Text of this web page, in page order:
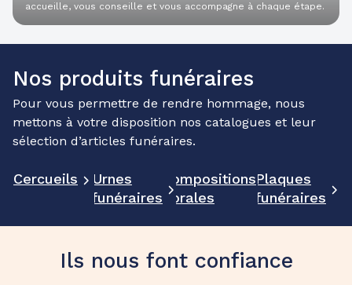
accueille, vous conseille et vous accompagne à chaque étape.
Nos produits funéraires
Pour vous permettre de rendre hommage, nous
mettons à votre disposition nos catalogues et leur
sélection d’articles funéraires.
Cercueils
Urnes
funéraires
Compositions
florales
Plaques
funéraires
Ils nous font confiance